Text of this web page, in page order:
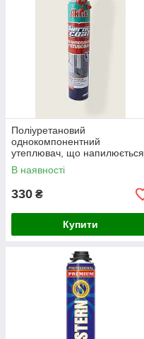
Поліуретановий
однокомпонентний
утеплювач, що напилюється,
Akfix Thermcoat
В наявності
330 ₴
Купити